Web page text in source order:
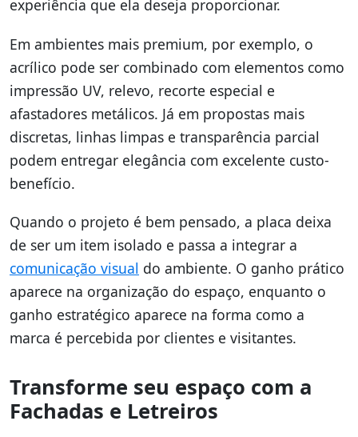
experiência que ela deseja proporcionar.
Em ambientes mais premium, por exemplo, o
acrílico pode ser combinado com elementos como
impressão UV, relevo, recorte especial e
afastadores metálicos. Já em propostas mais
discretas, linhas limpas e transparência parcial
podem entregar elegância com excelente custo-
benefício.
Quando o projeto é bem pensado, a placa deixa
de ser um item isolado e passa a integrar a
comunicação visual do ambiente. O ganho prático
aparece na organização do espaço, enquanto o
ganho estratégico aparece na forma como a
marca é percebida por clientes e visitantes.
Transforme seu espaço com a
Fachadas e Letreiros